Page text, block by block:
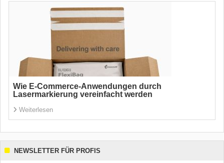
Wie E-Commerce-Anwendungen durch
Lasermarkierung vereinfacht werden
Weiterlesen
NEWSLETTER FÜR PROFIS